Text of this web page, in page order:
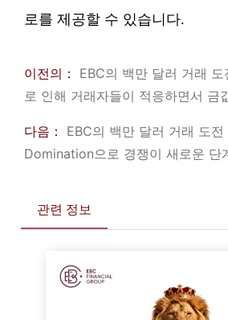
로를 제공할 수 있습니다.
이전의：
EBC의 백만 달러 거래
로 인해 거래자들이 적응하면서 금
다음：
EBC의 백만 달러 거래 도전
Domination으로 경쟁이 새로운 단
관련 정보